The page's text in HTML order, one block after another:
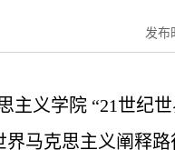
发布
主义学院 “21世纪
界马克思主义阐释